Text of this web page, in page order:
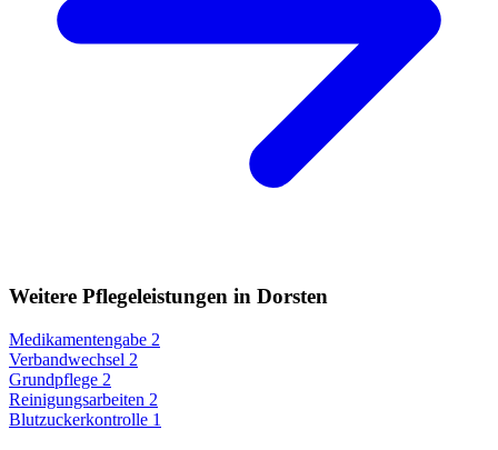
Weitere Pflegeleistungen in Dorsten
Medikamentengabe 2
Verbandwechsel 2
Grundpflege 2
Reinigungsarbeiten 2
Blutzuckerkontrolle 1